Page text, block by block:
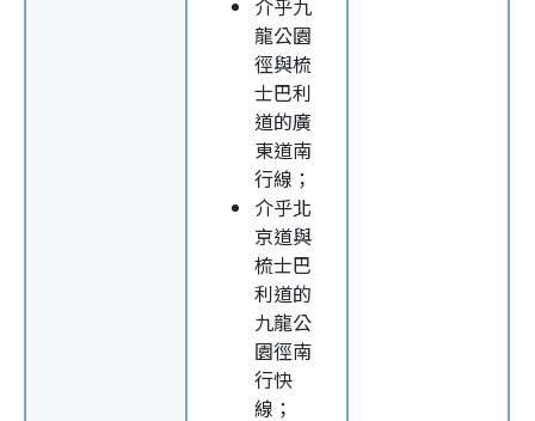
介乎九
龍公園
徑與梳
士巴利
道的廣
東道南
行線；
介乎北
京道與
梳士巴
利道的
九龍公
園徑南
行快
線；